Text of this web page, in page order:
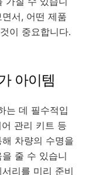
서, 어떤 제품
이 중요합니다.
아이템
는 데 필수적입
관리 키트 등
차량의 수명을
줄 수 있습니
리를 미리 준비